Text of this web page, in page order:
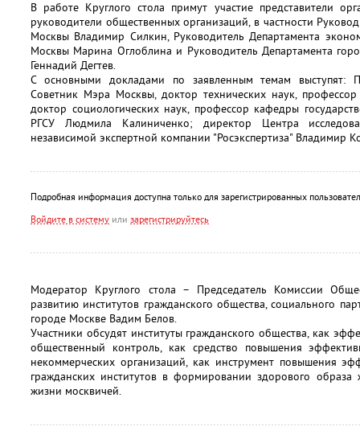
В работе Круглого стола примут участие представители
руководители общественных организаций, в частности
Москвы Владимир Силкин, Руководитель Департамента
Москвы Марина Оглоблина и Руководитель Департамента
Геннадий Дегтев.
С основными докладами по заявленным темам выступят:
Советник Мэра Москвы, доктор технических наук,
доктор социологических наук, профессор кафедры
РГСУ Людмила Калиниченко; директор Центра
независимой экспертной компании "Росэкспертиза" Владимир
Подробная информация доступна только для зарегистрированных
Войдите в систему или зарегистрируйтесь
Модератор Круглого стола – Председатель Комиссии
развитию институтов гражданского общества, социального
городе Москве Вадим Белов.
Участники обсудят институты гражданского общества, как
общественный контроль, как средство повышения
некоммерческих организаций, как инструмент повышения
гражданских институтов в формировании здорового
жизни москвичей.